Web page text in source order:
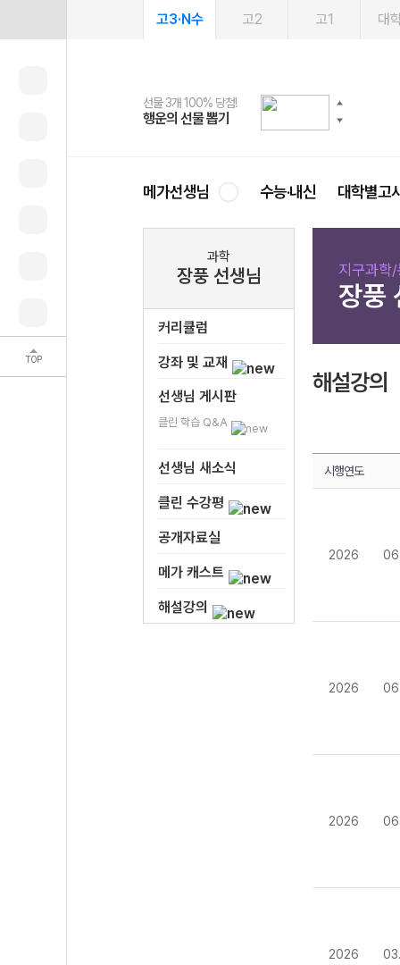
TOP
고3·N수 고2 고1 대
선물 3개 100% 당첨!
행운의 선물 뽑기
선물 100% 증정!
메가스터디 X 올리브
여름방학 스터디 캐시백
메가런 썸머스쿨
2027 러셀 단과
강사 공개선발
스마트러닝앱
설문 EVENT
메가패스
3일 무료 체험권
메가패스 수강생 무료혜택!
메가클럽 멤버십
사회공헌 캠페인
희망이룸 메가나눔
메가선생님 수능·내신 대학별고
과학
장풍 선생님
커리큘럼
강좌 및 교재
선생님 게시판
클린 학습 Q&A
선생님 새소식
클린 수강평
공개자료실
메가 캐스트
해설강의
지구과학
장풍
해설강의
시행연도
2026
2026
2026
2026